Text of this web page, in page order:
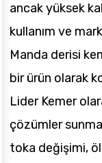
ancak yüksek
kullanım ve
Manda derisi
bir ürün olarak
Lider Kemer
çözümler
toka değişimi,